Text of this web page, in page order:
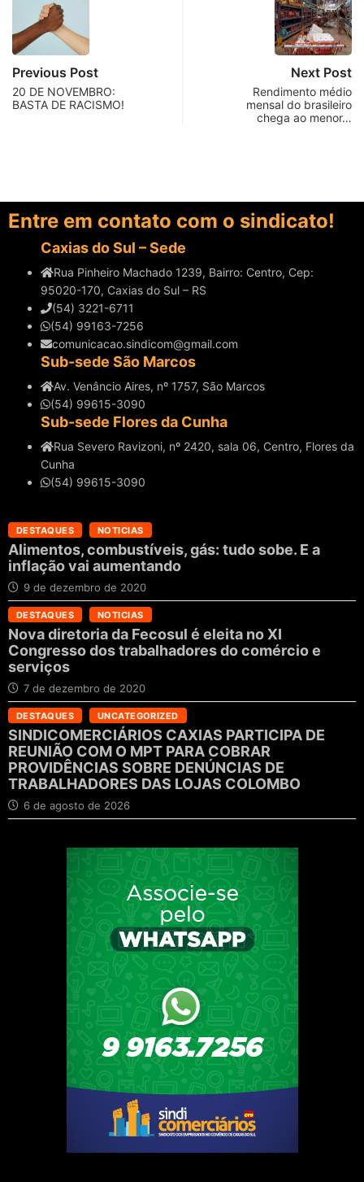
Previous Post
20 DE NOVEMBRO:
BASTA DE RACISMO!
Next Post
Rendimento médio
mensal do brasileiro
chega ao menor…
Entre em contato com o sindicato!
Caxias do Sul – Sede
Rua Pinheiro Machado 1239, Bairro: Centro, Cep:
95020-170, Caxias do Sul – RS
(54) 3221-6711
(54) 99163-7256
comunicacao.sindicom@gmail.com
Sub-sede São Marcos
Av. Venâncio Aires, nº 1757, São Marcos
(54) 99615-3090
Sub-sede Flores da Cunha
Rua Severo Ravizoni, nº 2420, sala 06, Centro, Flores da
Cunha
(54) 99615-3090
DESTAQUES NOTICIAS
Alimentos, combustíveis, gás: tudo sobe. E a
inflação vai aumentando
9 de dezembro de 2020
DESTAQUES NOTICIAS
Nova diretoria da Fecosul é eleita no XI
Congresso dos trabalhadores do comércio e
serviços
7 de dezembro de 2020
DESTAQUES UNCATEGORIZED
SINDICOMERCIÁRIOS CAXIAS PARTICIPA DE
REUNIÃO COM O MPT PARA COBRAR
PROVIDÊNCIAS SOBRE DENÚNCIAS DE
TRABALHADORES DAS LOJAS COLOMBO
6 de agosto de 2026